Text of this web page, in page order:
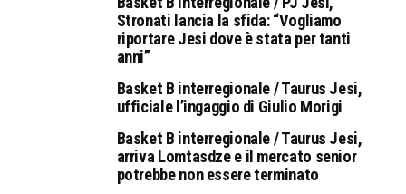
Stronati lancia la sfida: “Vogliamo
riportare Jesi dove è stata per tanti
anni”
Basket B interregionale / Taurus Jesi,
ufficiale l’ingaggio di Giulio Morigi
Basket B interregionale / Taurus Jesi,
arriva Lomtasdze e il mercato senior
potrebbe non essere terminato